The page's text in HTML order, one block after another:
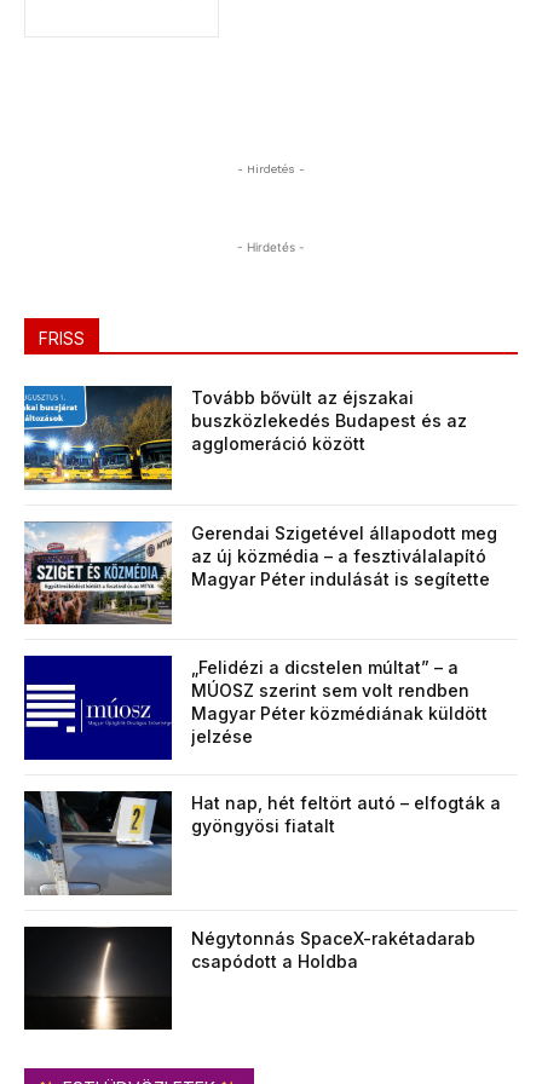
- Hirdetés -
- Hirdetés -
FRISS
Tovább bővült az éjszakai
buszközlekedés Budapest és az
agglomeráció között
Gerendai Szigetével állapodott meg
az új közmédia – a fesztiválalapító
Magyar Péter indulását is segítette
„Felidézi a dicstelen múltat” – a
MÚOSZ szerint sem volt rendben
Magyar Péter közmédiának küldött
jelzése
Hat nap, hét feltört autó – elfogták a
gyöngyösi fiatalt
Négytonnás SpaceX-rakétadarab
csapódott a Holdba